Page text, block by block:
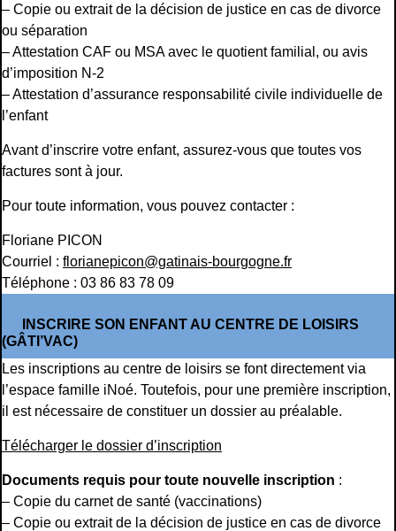
– Copie ou extrait de la décision de justice en cas de divorce
ou séparation
– Attestation CAF ou MSA avec le quotient familial, ou avis
d’imposition N-2
– Attestation d’assurance responsabilité civile individuelle de
l’enfant
Avant d’inscrire votre enfant, assurez-vous que toutes vos
factures sont à jour.
Pour toute information, vous pouvez contacter :
Floriane PICON
Courriel : florianepicon@gatinais-bourgogne.fr
Téléphone : 03 86 83 78 09
INSCRIRE SON ENFANT AU CENTRE DE LOISIRS
(GÂTI’VAC)
Les inscriptions au centre de loisirs se font directement via
l’espace famille iNoé. Toutefois, pour une première inscription,
il est nécessaire de constituer un dossier au préalable.
Télécharger le dossier d’inscription
Documents requis pour toute nouvelle inscription :
– Copie du carnet de santé (vaccinations)
– Copie ou extrait de la décision de justice en cas de divorce